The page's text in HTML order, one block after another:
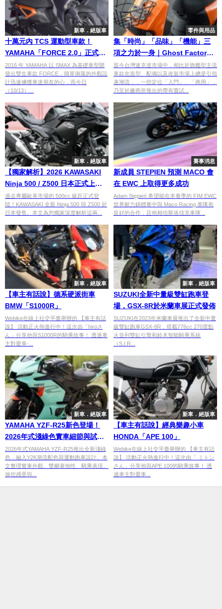
新車．絕版車
十萬元內 TCS 運動型車款！
YAMAHA「FORCE 2.0」正式登
場
2016 年 YAMAHA 以 SMAX 為基礎車型開
發出雙生車款 FORCE，簡單俐落的外觀設
計迅速擄獲車迷朋友的心，而今日
（10/13）...
零件與用品
集「時尚」「品味」「機能」三
項之力於一身｜Ghost Factory
古斯特國際
當今台灣速克達市場中，相比於旗艦型主流
車款在造型、配備以及改裝市場上總是引領
著潮流，，一些定位「入門」、「商用」，
乃至於廠商所推出的帶有嘗試...
新車．絕版車
【獨家解析】2026 KAWASAKI
Ninja 500 / Z500 日本正式上
市！451cc 雙缸引擎、售價與騎
乘姿勢差異一次看
過去專屬歐美市場的 500cc 級距正式登
陸！KAWASAKI 全新 Ninja 500 與 Z500 於
日本發售。本文為您獨家深度解析這兩...
賽事消息
新成員 STEPIEN 預測 MACO 會
在 EWC 上取得更多成功
Adam Stępień 希望能在本賽季的 FIM EWC
世界耐力錦標賽中與 Maco Racing 車隊有
良好的合作，且他相信斯洛伐克車隊...
新車．絕版車
【車主有話說】德系硬派街車
BMW「S1000R」
Webike在線上社交平臺舉辦的 【車主有話
說】 活動正火熱進行中！這次由「hiroさ
ん」分享他與S1000R的騎乘故事！ 透過車
主對愛車-...
新車．絕版車
SUZUKI全新中量級雙缸跑車登
場，GSX-8R於米蘭車展正式發佈
SUZUKI在2023年米蘭車展推出了全新中量
級雙缸跑車GSX-8R，搭載776cc 270度點
火並列雙缸引擎和鈴木智能騎乘系統
（S.I.R...
新車．絕版車
YAMAHA YZF-R25新色登場！
2026年式淺綠色實車細節與試駕
解析
2026年式YAMAHA YZF-R25推出全新淺綠
色，融入Y2K潮流配色與運動跑車設計。本
文整理實車外觀、雙腳著地性、騎乘表現、
操控感受與...
新車．絕版車
【車主有話說】經典樂趣小車
HONDA「APE 100」
Webike在線上社交平臺舉辦的 【車主有話
說】 活動正火熱進行中！這次由「 ミトン
さん」分享他與APE 100的騎乘故事！ 透
過車主對愛車...